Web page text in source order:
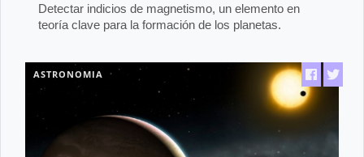
Detectar indicios de magnetismo, un elemento en
teoría clave para la formación de los planetas.
ASTRONOMIA